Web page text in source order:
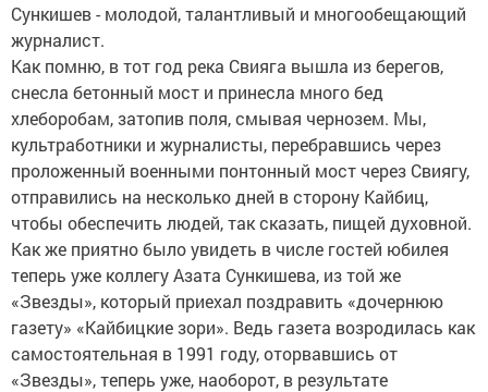
Сункишев - молодой, талантливый и многообещающий
журналист.
Как помню, в тот год река Свияга вышла из берегов,
снесла бетонный мост и принесла много бед
хлеборобам, затопив поля, смывая чернозем. Мы,
культработники и журналисты, перебравшись через
проложенный военными понтонный мост через Свиягу,
отправились на несколько дней в сторону Кайбиц,
чтобы обеспечить людей, так сказать, пищей духовной.
Как же приятно было увидеть в числе гостей юбилея
теперь уже коллегу Азата Сункишева, из той же
«Звезды», который приехал поздравить «дочернюю
газету» «Кайбицкие зори». Ведь газета возродилась как
самостоятельная в 1991 году, оторвавшись от
«Звезды», теперь уже, наоборот, в результате